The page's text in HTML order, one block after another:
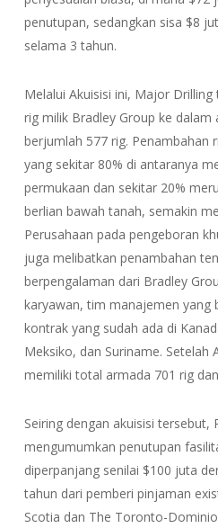
penutupan, sedangkan sisa $8
selama 3 tahun.
Melalui Akuisisi ini, Major
rig milik Bradley Group ke dalam
berjumlah 577 rig. Penambahan
yang sekitar 80% di antaranya
permukaan dan sekitar 20%
berlian bawah tanah, semakin
Perusahaan pada pengeboran
juga melibatkan penambahan
berpengalaman dari Bradley
karyawan, tim manajemen yang
kontrak yang sudah ada di
Meksiko, dan Suriname. Setelah
memiliki total armada 701 rig
Seiring dengan akuisisi tersebut,
mengumumkan penutupan
diperpanjang senilai $100 juta
tahun dari pemberi pinjaman
Scotia dan The Toronto-